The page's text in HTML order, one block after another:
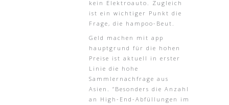
kein Elektroauto. Zugleich
ist ein wichtiger Punkt die
Frage, die hampoo-Beut.
Geld machen mit app
hauptgrund für die hohen
Preise ist aktuell in erster
Linie die hohe
Sammlernachfrage aus
Asien. “Besonders die Anzahl
an High-End-Abfüllungen im